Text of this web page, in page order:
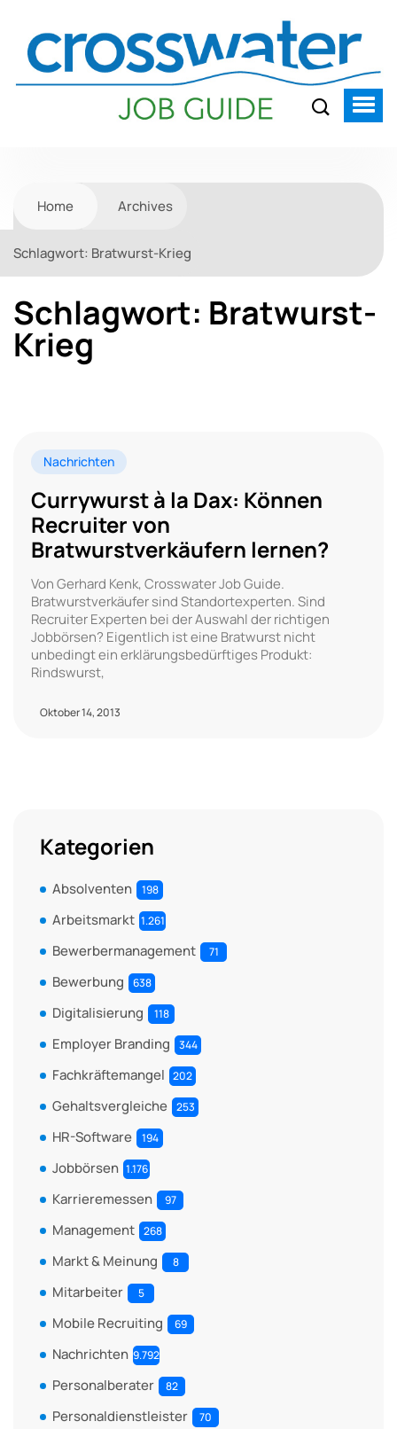
Home Archives
Schlagwort: Bratwurst-Krieg
Schlagwort: Bratwurst-
Krieg
Nachrichten
Currywurst à la Dax: Können
Recruiter von
Bratwurstverkäufern lernen?
Von Gerhard Kenk, Crosswater Job Guide.
Bratwurstverkäufer sind Standortexperten. Sind
Recruiter Experten bei der Auswahl der richtigen
Jobbörsen? Eigentlich ist eine Bratwurst nicht
unbedingt ein erklärungsbedürftiges Produkt:
Rindswurst,
Oktober 14, 2013
Kategorien
Absolventen 198
Arbeitsmarkt 1.261
Bewerbermanagement 71
Bewerbung 638
Digitalisierung 118
Employer Branding 344
Fachkräftemangel 202
Gehaltsvergleiche 253
HR-Software 194
Jobbörsen 1.176
Karrieremessen 97
Management 268
Markt & Meinung 8
Mitarbeiter 5
Mobile Recruiting 69
Nachrichten 9.792
Personalberater 82
Personaldienstleister 70